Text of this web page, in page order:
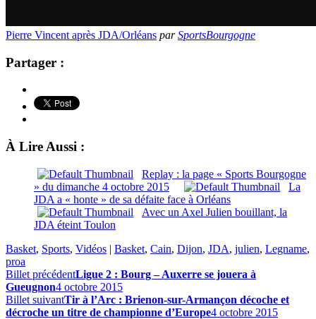
Pierre Vincent après JDA/Orléans parSportsBourgogne
Partager :
À Lire Aussi :
Replay : la page « Sports Bourgogne
» du dimanche 4 octobre 2015
La
JDA a « honte » de sa défaite face à Orléans
Avec un Axel Julien bouillant, la
JDA éteint Toulon
Basket, Sports, Vidéos | Basket, Cain, Dijon, JDA, julien, Legname,
proa
Billet précédentLigue 2 : Bourg – Auxerre se jouera à
Gueugnon4 octobre 2015
Billet suivantTir à l’Arc : Brienon-sur-Armançon décoche et
décroche un titre de championne d’Europe4 octobre 2015